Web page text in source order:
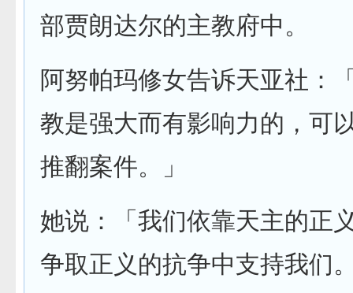
部贾朗达尔的主教府中。
阿努帕玛修女告诉天亚社：
教是强大而有影响力的，可
推翻案件。」
她说：「我们依靠天主的正
争取正义的抗争中支持我们